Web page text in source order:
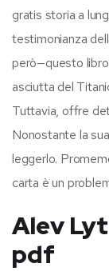
gratis storia a
testimonianza
però—questo
asciutta del
Tuttavia, offre
Nonostante la
leggerlo.
carta è un
Alev
pdf